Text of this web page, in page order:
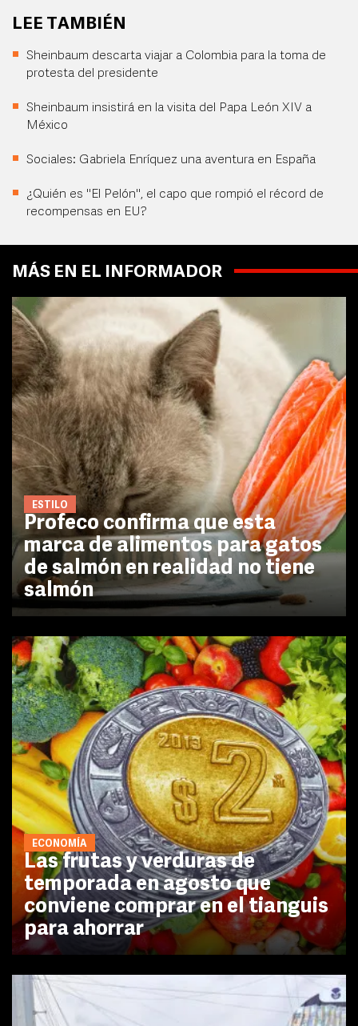
LEE TAMBIÉN
Sheinbaum descarta viajar a Colombia para la toma de
protesta del presidente
Sheinbaum insistirá en la visita del Papa León XIV a
México
Sociales: Gabriela Enríquez una aventura en España
¿Quién es "El Pelón", el capo que rompió el récord de
recompensas en EU?
MÁS EN EL INFORMADOR
ESTILO
Profeco confirma que esta
marca de alimentos para gatos
de salmón en realidad no tiene
salmón
ECONOMÍA
Las frutas y verduras de
temporada en agosto que
conviene comprar en el tianguis
para ahorrar